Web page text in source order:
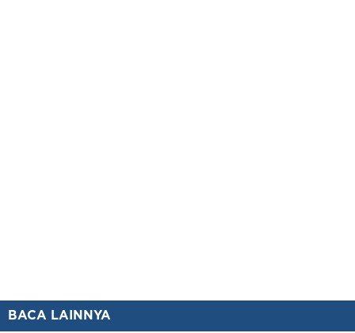
BACA LAINNYA